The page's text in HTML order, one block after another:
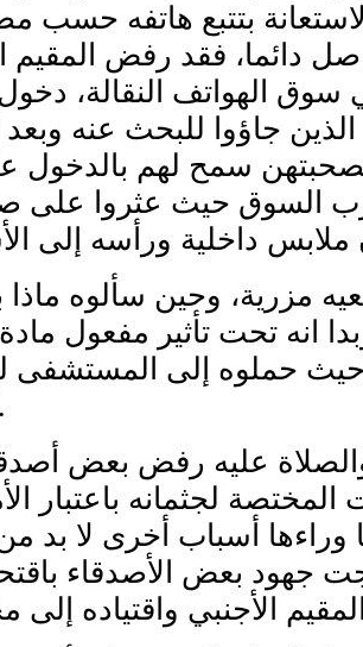
دائما، فقد رفض المقيم
الهواتف النقالة، دخول
جاؤوا للبحث عنه وبعد
سمح لهم بالدخول
السوق حيث عثروا على
ملابس داخلية ورأسه إلى
وبدا انه تحت تأثير مفعول
حملوه إلى المستشفى
الأخيرة هناك.
عليه رفض بعض
المختصة لجثمانه باعتبار
وراءها أسباب أخرى لا
جهود بعض الأصدقاء